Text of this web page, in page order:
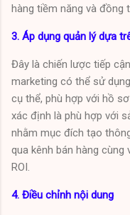
hàng tiềm năng và đồng
3. Áp dụng quản lý dựa
Đây là chiến lược tiếp
marketing có thể sử
cụ thể, phù hợp với hồ
xác định là phù hợp với
nhằm mục đích tạo
qua kênh bán hàng
ROI.
4. Điều chỉnh nội dung